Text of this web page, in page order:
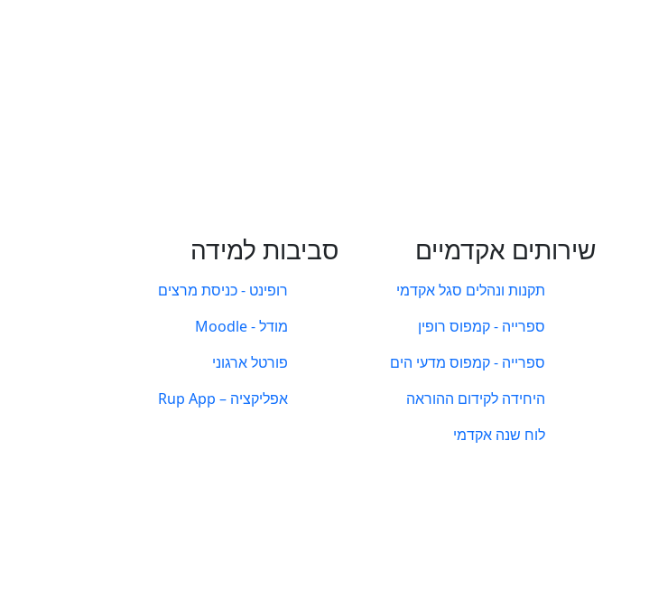
שירותים אקדמיים
תקנות ונהלים סגל אקדמי
ספרייה - קמפוס רופין
ספרייה - קמפוס מדעי הים
היחידה לקידום ההוראה
לוח שנה אקדמי
סביבות למידה
רופינט - כניסת מרצים
מודל - Moodle
פורטל ארגוני
אפליקציה – Rup App